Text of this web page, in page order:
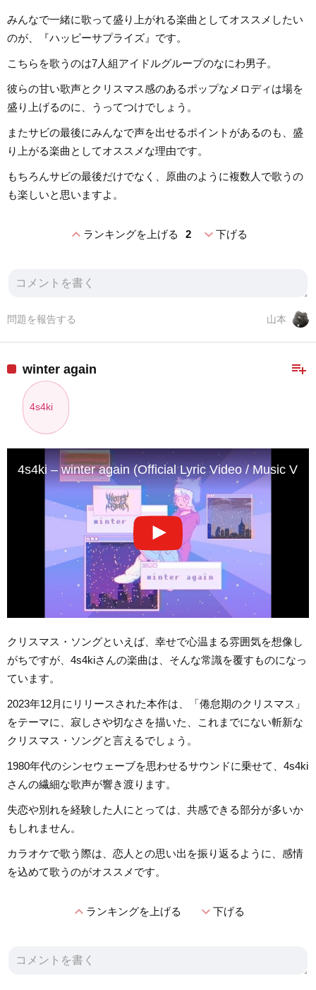
みんなで一緒に歌って盛り上がれる楽曲としてオススメしたい
のが、『ハッピーサプライズ』です。
こちらを歌うのは7人組アイドルグループのなにわ男子。
彼らの甘い歌声とクリスマス感のあるポップなメロディは場を
盛り上げるのに、うってつけでしょう。
またサビの最後にみんなで声を出せるポイントがあるのも、盛
り上がる楽曲としてオススメな理由です。
もちろんサビの最後だけでなく、原曲のように複数人で歌うの
も楽しいと思いますよ。
expand_lessランキングを上げる 2 expand_more下げる
山本
問題を報告する
playlist_add
winter again
4s4ki
4s4ki – winter again (Official Lyric Video / Music
クリスマス・ソングといえば、幸せで心温まる雰囲気を想像し
がちですが、4s4kiさんの楽曲は、そんな常識を覆すものになっ
ています。
2023年12月にリリースされた本作は、「倦怠期のクリスマス」
をテーマに、寂しさや切なさを描いた、これまでにない斬新な
クリスマス・ソングと言えるでしょう。
1980年代のシンセウェーブを思わせるサウンドに乗せて、4s4ki
さんの繊細な歌声が響き渡ります。
失恋や別れを経験した人にとっては、共感できる部分が多いか
もしれません。
カラオケで歌う際は、恋人との思い出を振り返るように、感情
を込めて歌うのがオススメです。
expand_lessランキングを上げる expand_more下げる